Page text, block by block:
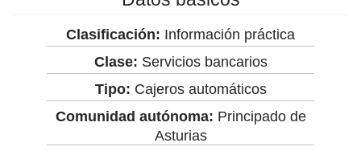
Clasificación: Información práctica
Clase: Servicios bancarios
Tipo: Cajeros automáticos
Comunidad autónoma: Principado de
Asturias